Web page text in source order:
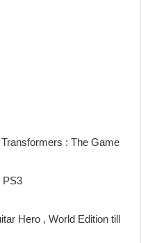
: The Game
PS3
Hero , World Edition till